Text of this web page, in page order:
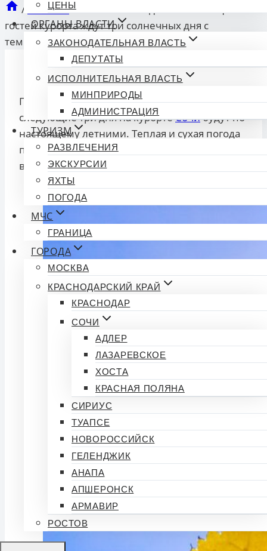
ЦЕНЫ
ОРГАНЫ ВЛАСТИ
ЗАКОНОДАТЕЛЬНАЯ ВЛАСТЬ
ДЕПУТАТЫ
ИСПОЛНИТЕЛЬНАЯ ВЛАСТЬ
МИНПРИРОДЫ
АДМИНИСТРАЦИЯ
ТУРИЗМ
РАЗВЛЕЧЕНИЯ
ЭКСКУРСИИ
ЯХТЫ
ПОГОДА
МЧС
ГРАНИЦА
ГОРОДА
МОСКВА
КРАСНОДАРСКИЙ КРАЙ
КРАСНОДАР
СОЧИ
АДЛЕР
ЛАЗАРЕВСКОЕ
ХОСТА
КРАСНАЯ ПОЛЯНА
СИРИУС
ТУАПСЕ
НОВОРОССИЙСК
ГЕЛЕНДЖИК
АНАПА
АПШЕРОНСК
АРМАВИР
РОСТОВ
/
Новости/Успейте насладиться: сочинцев и
гостей курорта ждут три солнечных дня с
температурой до +26°С
По прогнозам независимых метеорологов,
следующие три дня на курортеСочибудут по-
настоящему летними. Теплая и сухая погода
продержится с понедельника по среду
включительно.